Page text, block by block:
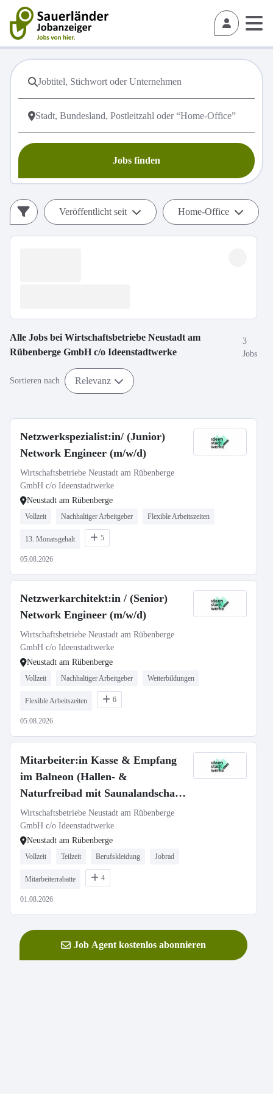
Jobs finden
Veröffentlicht seit Home-Office
Alle Jobs bei Wirtschaftsbetriebe Neustadt am
Rübenberge GmbH c/o Ideenstadtwerke
3
Jobs
Sortieren nach Relevanz
Netzwerkspezialist:in/ (Junior)
Network Engineer (m/w/d)
Wirtschaftsbetriebe Neustadt am Rübenberge
GmbH c/o Ideenstadtwerke
Neustadt am Rübenberge
Vollzeit Nachhaltiger Arbeitgeber Flexible Arbeitszeiten
13. Monatsgehalt 5
05.08.2026
Netzwerkarchitekt:in / (Senior)
Network Engineer (m/w/d)
Wirtschaftsbetriebe Neustadt am Rübenberge
GmbH c/o Ideenstadtwerke
Neustadt am Rübenberge
Vollzeit Nachhaltiger Arbeitgeber Weiterbildungen
Flexible Arbeitszeiten 6
05.08.2026
Mitarbeiter:in Kasse & Empfang
im Balneon (Hallen- &
Naturfreibad mit Saunalandschaft)
(m/w/d)
Wirtschaftsbetriebe Neustadt am Rübenberge
GmbH c/o Ideenstadtwerke
Neustadt am Rübenberge
Vollzeit Teilzeit Berufskleidung Jobrad
Mitarbeiterrabatte 4
01.08.2026
Job Agent kostenlos abonnieren